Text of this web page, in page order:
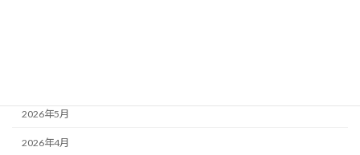
2026年5月
2026年4月